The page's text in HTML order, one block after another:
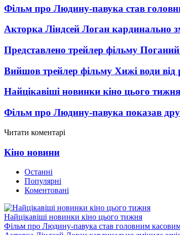
Фільм про Людину-павука став
Акторка Ліндсей Логан кардинально
Представлено трейлер фільму
Вийшов трейлер фільму Хижі води від
Найцікавіші новинки кіно цього тижня
Фільм про Людину-павука показав
Читати коментарі
Кіно новини
Останні
Популярні
Коментовані
Найцікавіші новинки кіно цього тижня
Фільм про Людину-павука став головним